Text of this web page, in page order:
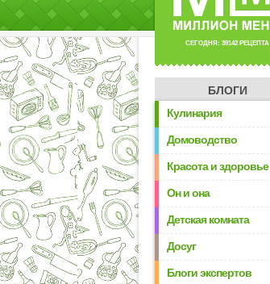
СЕГОДНЯ: 39142 РЕЦЕПТА
БЛОГИ
Кулинария
Домоводство
Красота и здоровье
Он и она
Детская комната
Досуг
Блоги экспертов